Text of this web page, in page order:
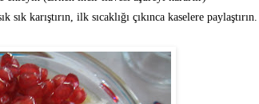
karıştırın, ilk sıcaklığı çıkınca kaselere paylaştırın.